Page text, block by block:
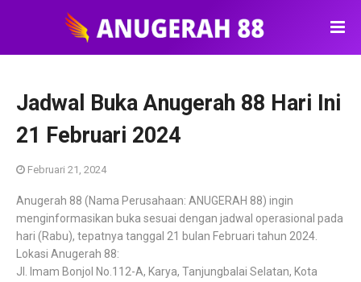
Jadwal Buka Anugerah 88 Hari Ini
21 Februari 2024
Februari 21, 2024
Anugerah 88 (Nama Perusahaan: ANUGERAH 88) ingin
menginformasikan buka sesuai dengan jadwal operasional pada
hari (Rabu), tepatnya tanggal 21 bulan Februari tahun 2024.
Lokasi Anugerah 88:
Jl. Imam Bonjol No.112-A, Karya, Tanjungbalai Selatan, Kota